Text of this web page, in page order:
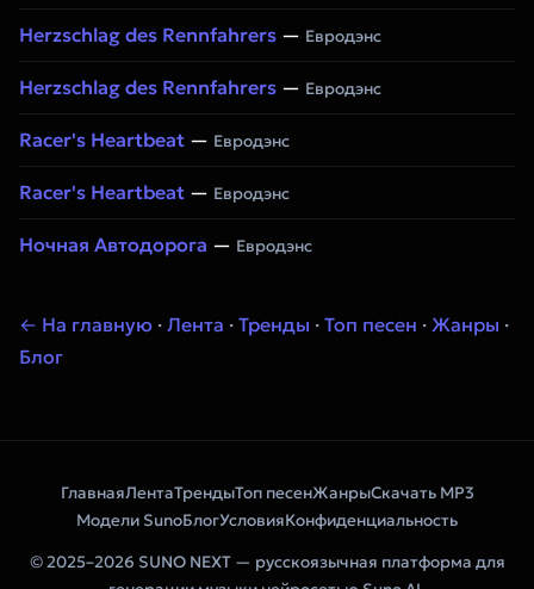
Herzschlag des Rennfahrers — Евродэнс
Herzschlag des Rennfahrers — Евродэнс
Racer's Heartbeat — Евродэнс
Racer's Heartbeat — Евродэнс
Ночная Автодорога — Евродэнс
← На главную · Лента · Тренды · Топ песен · Жанры ·
Блог
ГлавнаяЛентаТрендыТоп песенЖанрыСкачать MP3
Модели SunoБлогУсловияКонфиденциальность
© 2025–2026 SUNO NEXT — русскоязычная платформа для